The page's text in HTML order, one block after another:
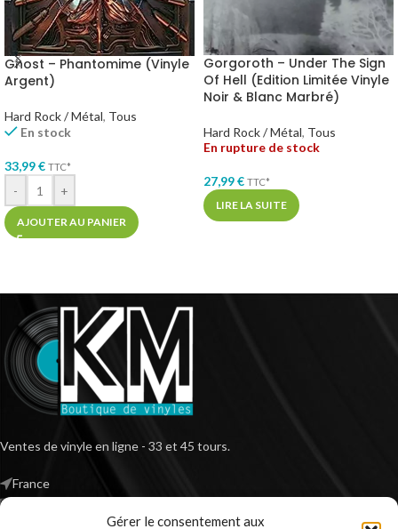
Gérer le consentement aux
Ghost – Phantomime (Vinyle
Argent)
Hard Rock / Métal, Tous
En stock
33,99€ TTC*
- +
AJOUTER AU PANIER
Gorgoroth – Under The Sign
Of Hell (Edition Limitée Vinyle
Noir & Blanc Marbré)
Hard Rock / Métal, Tous
En rupture de stock
27,99€ TTC*
LIRE LA SUITE
Ventes de vinyle en ligne - 33 et 45 tours.
France